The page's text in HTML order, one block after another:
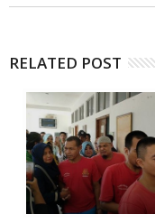
RELATED POST